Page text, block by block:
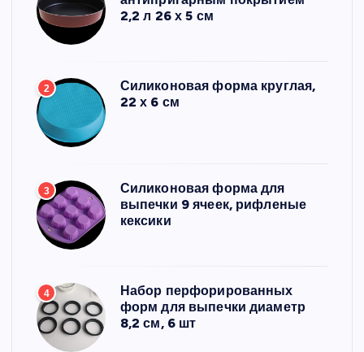
2,2 л 26 х 5 см
2
Силиконовая форма круглая,
22 х 6 см
3
Силиконовая форма для
выпечки 9 ячеек, рифленые
кексики
4
Набор перфорированных
форм для выпечки диаметр
8,2 см, 6 шт